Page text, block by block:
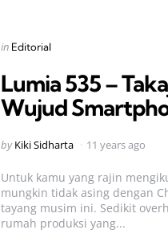
Categories
Posted
in Editorial
Lumia 535 –
Wujud
Posted
by Kiki Sidharta 11 years ago
Untuk kamu yang rajin
mungkin tidak asing dengan
tayang musim ini. Sedikit
rumah produksi yang...